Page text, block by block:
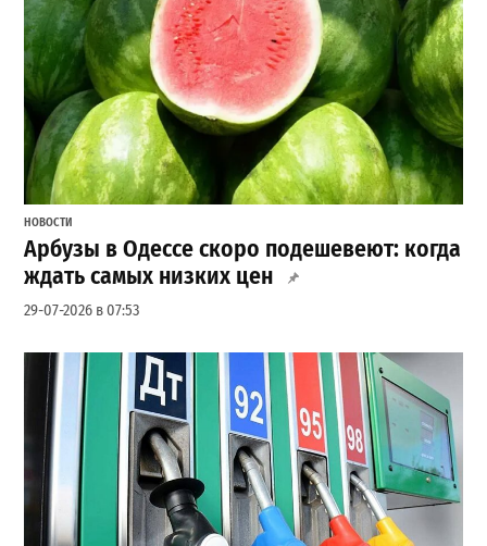
НОВОСТИ
Арбузы в Одессе скоро подешевеют: когда
ждать самых низких цен
29-07-2026 в 07:53